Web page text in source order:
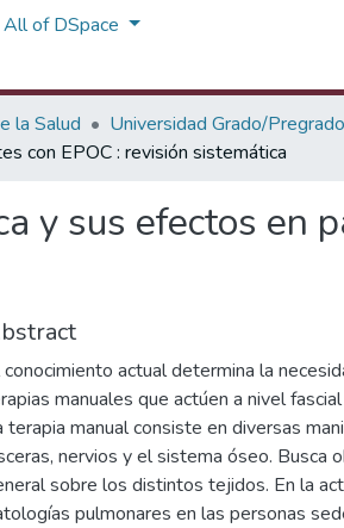
All of DSpace
la Salud Universidad Grado/Pregrado
con EPOC : revisión sistemática
y sus efectos en
conocimiento actual determina la
manuales que actúen a nivel
terapia manual consiste en diversas
nervios y el sistema óseo. Busca
sobre los distintos tejidos. En la
pulmonares en las personas